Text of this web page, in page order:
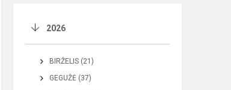
2026
BIRŽELIS (21)
GEGUŽĖ (37)